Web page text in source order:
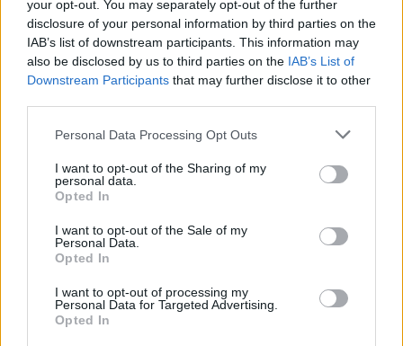
your opt-out. You may separately opt-out of the further
disclosure of your personal information by third parties on the
IAB’s list of downstream participants. This information may
also be disclosed by us to third parties on the IAB’s List of
Downstream Participants that may further disclose it to other
Personal Data Processing Opt Outs
I want to opt-out of the Sharing of my
personal data.
Opted In
I want to opt-out of the Sale of my
Personal Data.
Opted In
I want to opt-out of processing my
Personal Data for Targeted Advertising.
Opted In
Φωτογραφία: Instagram lsandsi